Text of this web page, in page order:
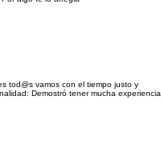
tod@s vamos con el tiempo justo y
Demostró tener mucha experiencia